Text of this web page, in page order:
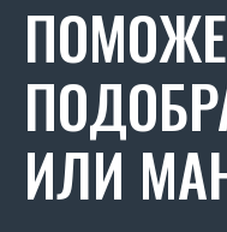
ИЛИ